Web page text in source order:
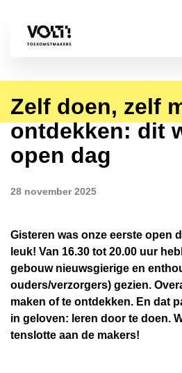
Over
Onderwijs
Leerlingen
Groep 8
Contact
Schoolgids
Zelf doen, zelf
ontdekken: dit
open dag
28 november 2025
Gisteren was onze eerste open
leuk! Van 16.30 tot 20.00 uur
gebouw nieuwsgierige en
ouders/verzorgers) gezien.
maken of te ontdekken. En dat
in geloven: leren door te doen.
tenslotte aan de makers!